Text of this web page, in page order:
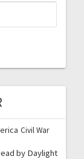
Civil War
by Daylight